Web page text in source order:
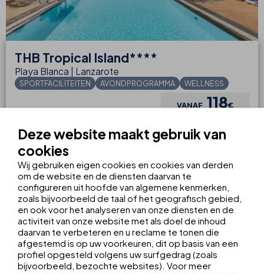
THB Tropical Island****
Playa Blanca | Lanzarote
SPORTFACILITEITEN AVONDPROGRAMMA WELLNESS
HOTEL BEKIJKEN
VANAF 118€
BOEK
Van tennis tot voetbal tot volleybal, jij
kiest welke sport je wilt beoefenen!
Zin in een potje tennis bij zonsondergang of misschien een
spannende voetbalwedstrijd met vrienden? Bij THB hotels kan je
niet klagen over een gebrek aan mogelijkheden om energie te
Deze website maakt gebruik van
cookies
Wij gebruiken eigen cookies en cookies van derden
om de website en de diensten daarvan te
configureren uit hoofde van algemene kenmerken,
zoals bijvoorbeeld de taal of het geografisch gebied,
en ook voor het analyseren van onze diensten en de
activiteit van onze website met als doel de inhoud
daarvan te verbeteren en u reclame te tonen die
afgestemd is op uw voorkeuren, dit op basis van een
profiel opgesteld volgens uw surfgedrag (zoals
bijvoorbeeld, bezochte websites). Voor meer